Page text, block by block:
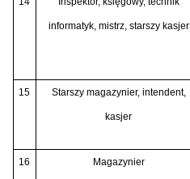
informatyk, mistrz, starszy kasjer
15 Starszy magazynier, intendent,
kasjer
16 Magazynier